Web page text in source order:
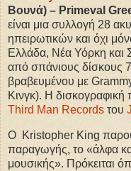
Βουνά) – Primeval
είναι μια συλλογή 28
ηπειρωτικών και όχι
Ελλάδα, Νέα Υόρκη και
από σπάνιους δίσκους
βραβευμένου με
Κινγκ). Η δισκογραφική
Third Man Records του
Ο Kristopher King
παραγωγής, το «άλφα
μουσικής». Πρόκειται